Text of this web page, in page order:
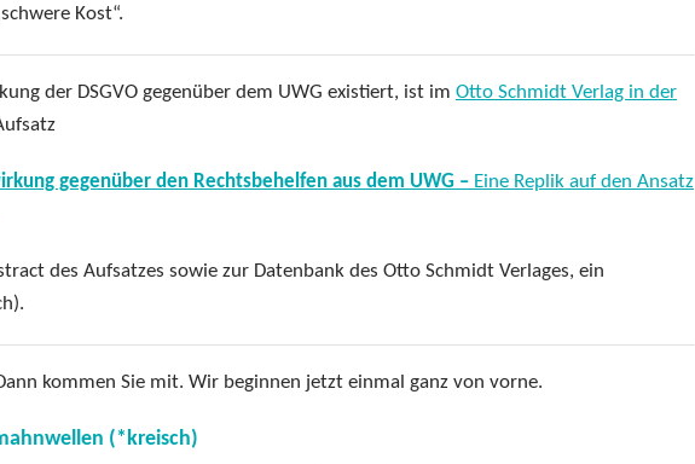
Kost“.
der DSGVO gegenüber dem UWG existiert, ist im Otto Schmidt Verlag in der
gegenüber den Rechtsbehelfen aus dem UWG – Eine Replik auf den Ansatz
des Aufsatzes sowie zur Datenbank des Otto Schmidt Verlages, ein
kommen Sie mit. Wir beginnen jetzt einmal ganz von vorne.
(*kreisch)